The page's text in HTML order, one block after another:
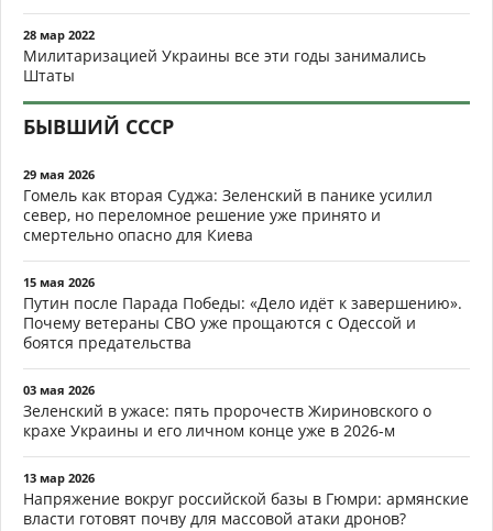
28 мар 2022
Милитаризацией Украины все эти годы занимались
Штаты
БЫВШИЙ СССР
29 мая 2026
Гомель как вторая Суджа: Зеленский в панике усилил
север, но переломное решение уже принято и
смертельно опасно для Киева
15 мая 2026
Путин после Парада Победы: «Дело идёт к завершению».
Почему ветераны СВО уже прощаются с Одессой и
боятся предательства
03 мая 2026
Зеленский в ужасе: пять пророчеств Жириновского о
крахе Украины и его личном конце уже в 2026-м
13 мар 2026
Напряжение вокруг российской базы в Гюмри: армянские
власти готовят почву для массовой атаки дронов?